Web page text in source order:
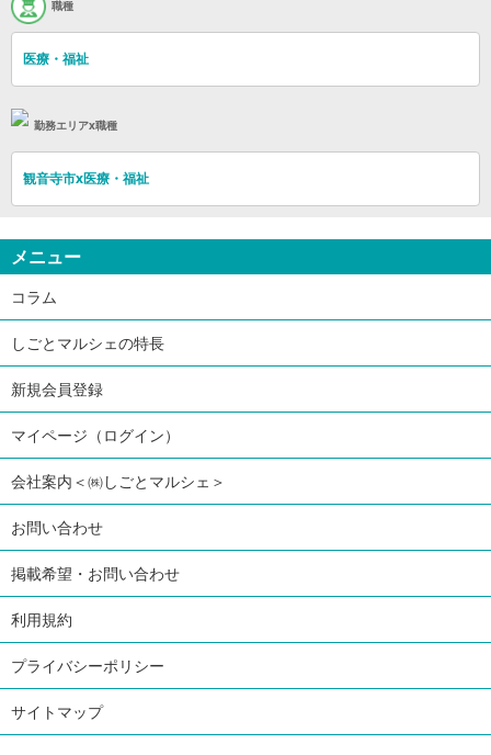
職種
医療・福祉
勤務エリアx職種
観音寺市x医療・福祉
メニュー
コラム
しごとマルシェの特長
新規会員登録
マイページ（ログイン）
会社案内＜㈱しごとマルシェ＞
お問い合わせ
掲載希望・お問い合わせ
利用規約
プライバシーポリシー
サイトマップ